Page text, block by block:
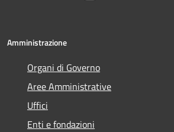
Amministrazione
Organi di Governo
Aree Amministrative
Uffici
Enti e fondazioni